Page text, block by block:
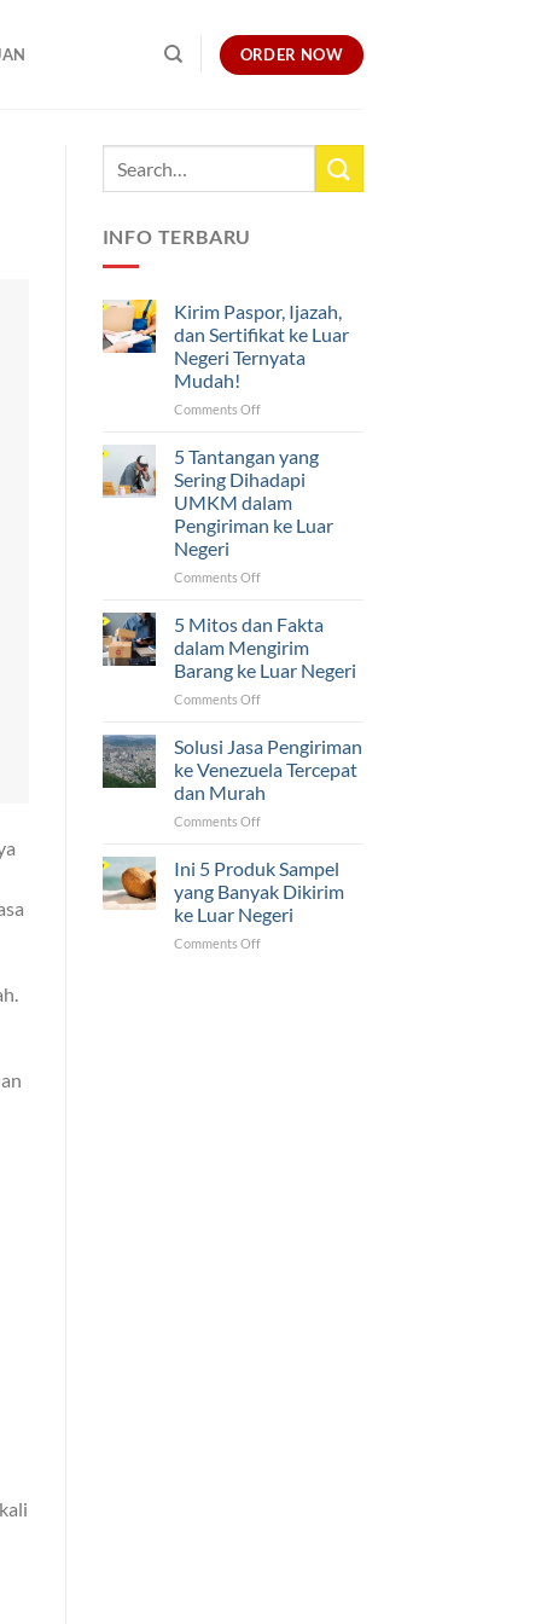
ORDER NOW
INFO TERBARU
Kirim Paspor, Ijazah,
dan Sertifikat ke Luar
Negeri Ternyata
Mudah!
Comments Offon
Ijazah,
dan
Sertifikat
ke
Negeri
5 Tantangan yang
Sering Dihadapi
UMKM dalam
Pengiriman ke Luar
Negeri
Comments Offon
Tantangan
yang
Sering
Dihadapi
UMKM
Pengiriman
Luar
Negeri
5 Mitos dan Fakta
dalam Mengirim
Barang ke Luar Negeri
Comments Offon
Mitos
dan
Fakta
dalam
Mengirim
ke
Negeri
Solusi Jasa Pengiriman
ke Venezuela Tercepat
dan Murah
Comments Offon
Jasa
Pengiriman
ke
Venezuela
Tercepat
Ini 5 Produk Sampel
yang Banyak Dikirim
ke Luar Negeri
Comments Offon